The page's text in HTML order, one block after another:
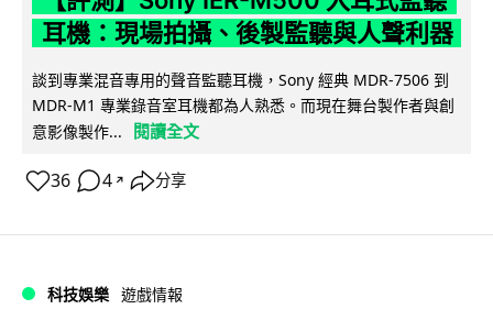
耳機：現場拍攝、後製監聽與人聲利器
談到專業混音專用的聲音監聽耳機，Sony 經典 MDR-7506 到
MDR-M1 專業錄音室耳機都為人熟悉。而現在舞台製作者與創
意影像製作...
閱讀全文
36 4 ↗ 分享
科技娛樂 遊戲情報